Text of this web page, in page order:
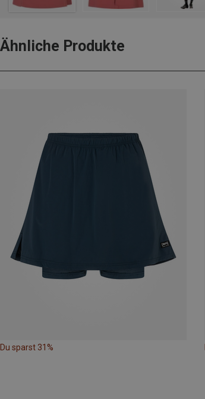
Ähnliche Produkte
Du sparst 31%